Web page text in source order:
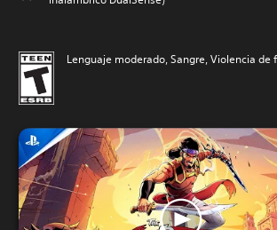
Lenguaje moderado, Sangre, Violencia de